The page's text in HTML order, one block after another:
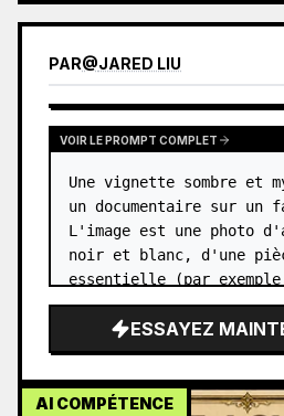
PAR@JARED LIU
VOIR LE PROMPT COMPLET
Une vignette sombre et
un documentaire sur un
L'image est une photo
noir et blanc, d'une
essentielle (par
posée sur le bureau
éclairée par une seule
ESSAYEZ
AI COMPÉTENCE